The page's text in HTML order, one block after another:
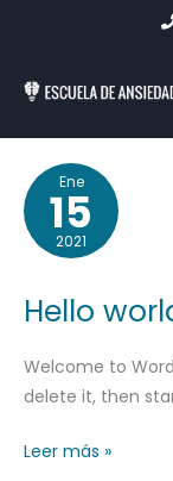
Ene
15
2021
Hello
Welcome to
delete it, then
Hello
world!
Leer más »